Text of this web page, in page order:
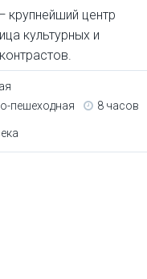
крупнейший центр
культурных и
пешеходная
8 часов